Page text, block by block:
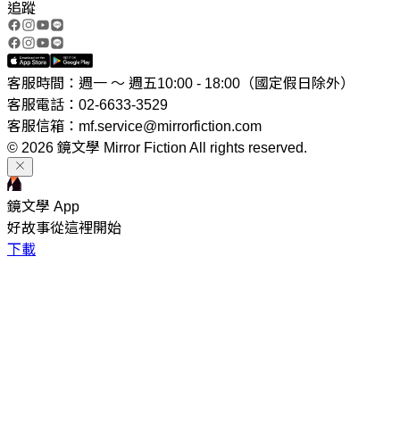
追蹤
客服時間：週一 ～ 週五10:00 - 18:00（國定假日除外）
客服電話：02-6633-3529
客服信箱：mf.service@mirrorfiction.com
© 2026 鏡文學 Mirror Fiction All rights reserved.
鏡文學 App
好故事從這裡開始
下載